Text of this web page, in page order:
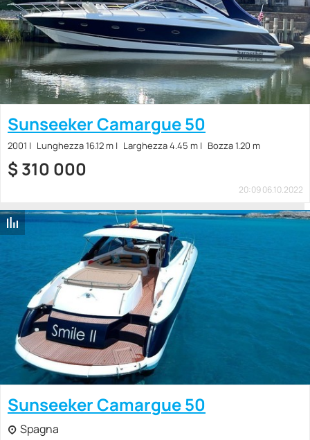
Sunseeker Camargue 50
2001 Lunghezza 16.12 m Larghezza 4.45 m Bozza 1.20 m
$ 310 000
20:09 06.10.2022
Sunseeker Camargue 50
Spagna